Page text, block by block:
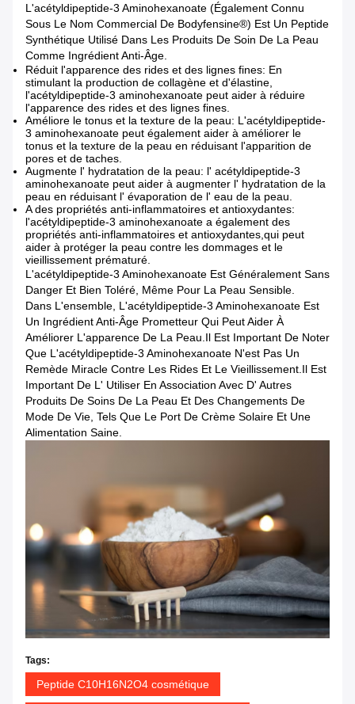
L'acétyldipeptide-3 Aminohexanoate (également Connu
Sous Le Nom Commercial De Bodyfensine®) Est Un Peptide
Synthétique Utilisé Dans Les Produits De Soin De La Peau
Comme Ingrédient Anti-Âge.
Réduit l'apparence des rides et des lignes fines: En
stimulant la production de collagène et d'élastine,
l'acétyldipeptide-3 aminohexanoate peut aider à réduire
l'apparence des rides et des lignes fines.
Améliore le tonus et la texture de la peau: L'acétyldipeptide-
3 aminohexanoate peut également aider à améliorer le
tonus et la texture de la peau en réduisant l'apparition de
pores et de taches.
Augmente l' hydratation de la peau: l' acétyldipeptide-3
aminohexanoate peut aider à augmenter l' hydratation de la
peau en réduisant l' évaporation de l' eau de la peau.
A des propriétés anti-inflammatoires et antioxydantes:
l'acétyldipeptide-3 aminohexanoate a également des
propriétés anti-inflammatoires et antioxydantes,qui peut
aider à protéger la peau contre les dommages et le
vieillissement prématuré.
L'acétyldipeptide-3 Aminohexanoate Est Généralement Sans
Danger Et Bien Toléré, Même Pour La Peau Sensible.
Dans L'ensemble, L'acétyldipeptide-3 Aminohexanoate Est
Un Ingrédient Anti-Âge Prometteur Qui Peut Aider À
Améliorer L'apparence De La Peau.Il Est Important De Noter
Que L'acétyldipeptide-3 Aminohexanoate N'est Pas Un
Remède Miracle Contre Les Rides Et Le Vieillissement.Il Est
Important De L' Utiliser En Association Avec D' Autres
Produits De Soins De La Peau Et Des Changements De
Mode De Vie, Tels Que Le Port De Crème Solaire Et Une
Alimentation Saine.
Tags:
Peptide C10H16N2O4 cosmétique